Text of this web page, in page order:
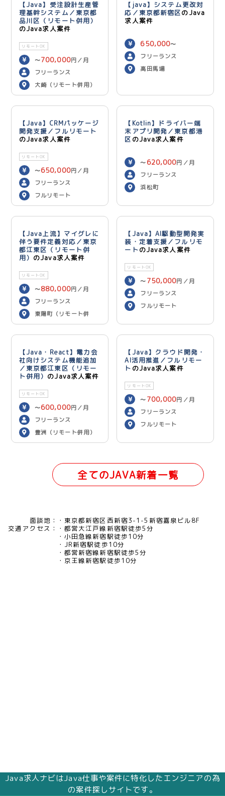
【Java】受注設計生産管
理基幹システム／東京都
品川区（リモート併用）
のJava求人案件
リモートOK
〜700,000円／月
フリーランス
大崎（リモート併用）
【java】システム更改対
応／東京都新宿区のJava
求人案件
650,000〜
750,000 円／月
フリーランス
高田馬場
【Java】CRMパッケージ
開発支援／フルリモート
のJava求人案件
リモートOK
〜650,000円／月
フリーランス
フルリモート
【Kotlin】ドライバー端
末アプリ開発／東京都港
区 のJava求人案件
〜 620,000円／月
フリーランス
浜松町
【Java上流】マイグレに
伴う要件定義対応／東京
都江東区（リモート併
用） のJava求人案件
リモートOK
〜880,000円／月
フリーランス
東陽町（リモート併
用）
【Java】AI駆動型開発実
装・定着支援／フルリモ
ートのJava求人案件
リモートOK
〜 750,000円／月
フリーランス
フルリモート
【Java・React】電力会
社向けシステム機能追加
／東京都江東区（リモー
ト併用） のJava求人案件
リモートOK
〜600,000円／月
フリーランス
豊洲（リモート併用）
【Java】クラウド開発・
AI活用推進／フルリモー
ト のJava求人案件
リモートOK
〜 700,000円／月
フリーランス
フルリモート
全てのJAVA新着一覧
面談地：
東京都新宿区西新宿3-1-5新宿嘉泉ビル8F
交通アクセス：
都営大江戸線新宿駅徒歩5分
小田急線新宿駅徒歩10分
JR新宿駅徒歩10分
都営新宿線新宿駅徒歩5分
京王線新宿駅徒歩10分
Java求人ナビはJava仕事や案件に特化したエンジニアの為
の案件探しサイトです。